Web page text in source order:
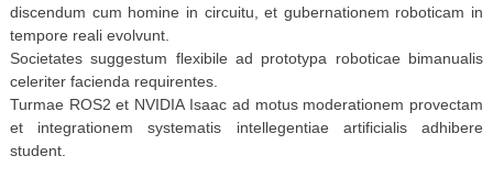
discendum cum homine in circuitu, et gubernationem roboticam in
tempore reali evolvunt.
Societates suggestum flexibile ad prototypa roboticae bimanualis
celeriter facienda requirentes.
Turmae ROS2 et NVIDIA Isaac ad motus moderationem provectam
et integrationem systematis intellegentiae artificialis adhibere
student.